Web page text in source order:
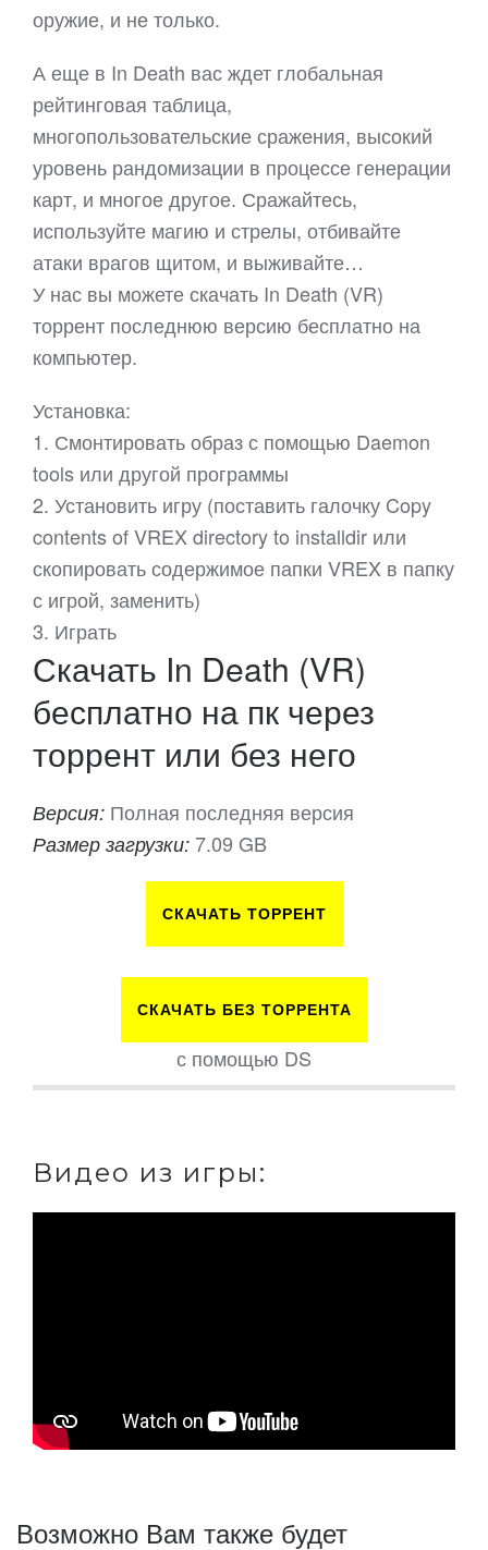
оружие, и не только.
А еще в In Death вас ждет глобальная
рейтинговая таблица,
многопользовательские сражения, высокий
уровень рандомизации в процессе генерации
карт, и многое другое. Сражайтесь,
используйте магию и стрелы, отбивайте
атаки врагов щитом, и выживайте…
У нас вы можете скачать In Death (VR)
торрент последнюю версию бесплатно на
компьютер.
Установка:
1. Смонтировать образ с помощью Daemon
tools или другой программы
2. Установить игру (поставить галочку Copy
contents of VREX directory to installdir или
скопировать содержимое папки VREX в папку
с игрой, заменить)
3. Играть
Скачать In Death (VR)
бесплатно на пк через
торрент или без него
Версия: Полная последняя версия
Размер загрузки: 7.09 GB
СКАЧАТЬ ТОРРЕНТ
СКАЧАТЬ БЕЗ ТОРРЕНТА
с помощью DS
Видео из игры:
Возможно Вам также будет